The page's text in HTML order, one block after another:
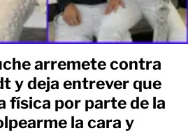
arremete contra
y deja entrever que
física por parte de la
la cara y